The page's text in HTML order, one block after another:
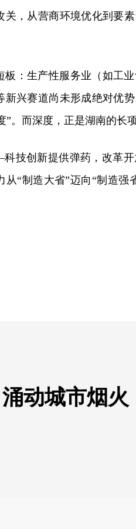
关，从营商环境优化到要
板：生产性服务业（如工
兴赛道尚未形成绝对优
。而深度，正是湖南的长项
技创新提供弹药，改革
“制造大省”迈向“制造强
动城市烟火